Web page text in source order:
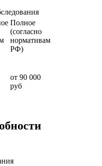
Полное
(согласно
нормативам
РФ)
от 90 000
руб